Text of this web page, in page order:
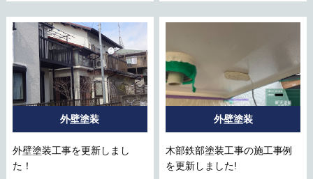
外壁塗装
外壁塗装工事を更新しまし
た！
外壁塗装
木部鉄部塗装工事の施工事例
を更新しました!